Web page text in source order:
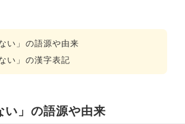
い」の語源や由来
い」の漢字表記
い」の語源や由来